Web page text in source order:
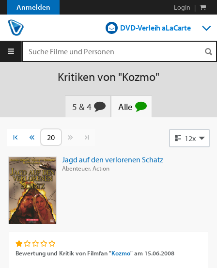
Anmelden Login |
DVD-Verleih aLaCarte
Streamen
Kritiken von "Kozmo"
5 & 4 Alle
Vorherige SeiteNächste Seite 12x
Jagd auf den verlorenen Schatz
Abenteuer, Action
Bewertung und Kritik von Filmfan "Kozmo"am 15.06.2008